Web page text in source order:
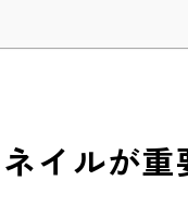
イルが重